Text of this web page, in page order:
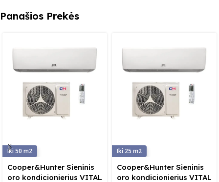
Panašios Prekės
50
Cooper&Hunter Sieninis
oro kondicionierius VITAL
25
Cooper&Hunter Sieninis
oro kondicionierius VITAL